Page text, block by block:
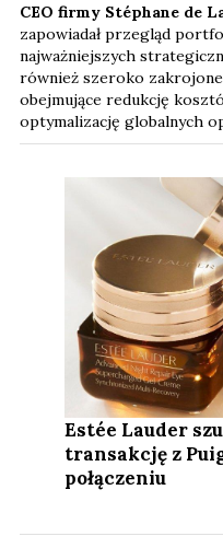
CEO firmy Stéphane de
zapowiadał przegląd
najważniejszych
również szeroko zakrojone
obejmujące redukcję
optymalizację globalnych
Estée Lauder
transakcję z
połączeniu